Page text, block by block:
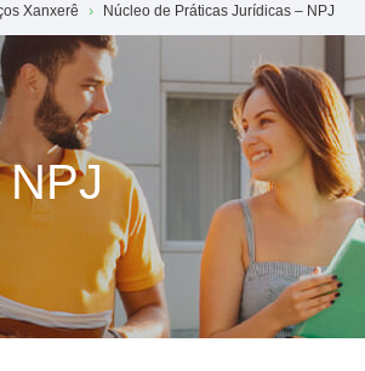
Xanxerê Núcleo de Práticas Jurídicas – NPJ
NPJ